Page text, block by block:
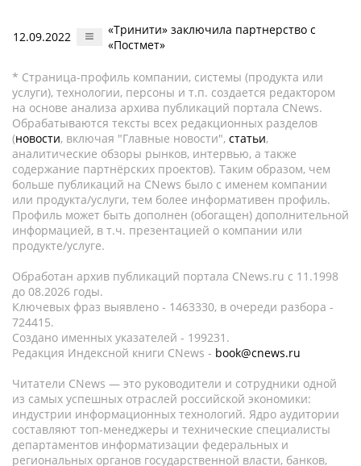
12.09.2022
«Тринити» заключила партнерство с
«Постмет»
* Страница-профиль компании, системы (продукта или
услуги), технологии, персоны и т.п. создается редактором
на основе анализа архива публикаций портала CNews.
Обрабатываются тексты всех редакционных разделов
(новости, включая "Главные новости", статьи,
аналитические обзоры рынков, интервью, а также
содержание партнёрских проектов). Таким образом, чем
больше публикаций на CNews было с именем компании
или продукта/услуги, тем более информативен профиль.
Профиль может быть дополнен (обогащен) дополнительной
информацией, в т.ч. презентацией о компании или
продукте/услуге.
Обработан архив публикаций портала CNews.ru c 11.1998
до 08.2026 годы.
Ключевых фраз выявлено - 1463330, в очереди разбора -
724415.
Создано именных указателей - 199231.
Редакция Индексной книги CNews - book@cnews.ru
Читатели CNews — это руководители и сотрудники одной
из самых успешных отраслей российской экономики:
индустрии информационных технологий. Ядро аудитории
составляют топ-менеджеры и технические специалисты
департаментов информатизации федеральных и
региональных органов государственной власти, банков,